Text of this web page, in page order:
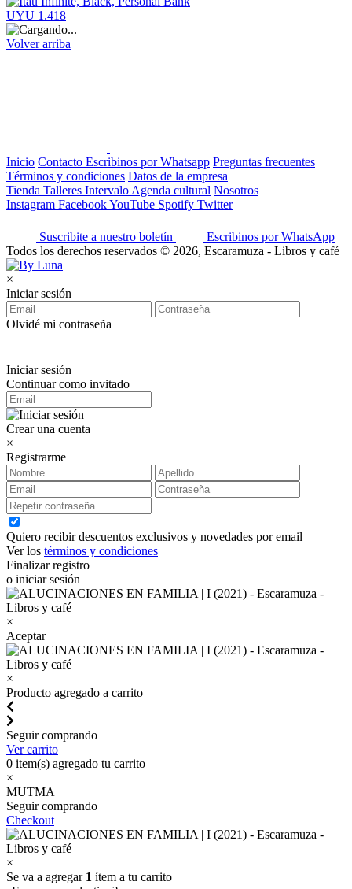
UYU 1.418
Volver arriba
Inicio Contacto Escribinos por Whatsapp Preguntas frecuentes
Términos y condiciones Datos de la empresa
Tienda Talleres Intervalo Agenda cultural Nosotros
Instagram FacebookYouTube Spotify Twitter
Suscribite a nuestro boletín
Escribinos por WhatsApp
Todos los derechos reservados © 2026, Escaramuza - Libros y café
×
Iniciar sesión
Olvidé mi contraseña
Iniciar sesión
Continuar como invitado
Crear una cuenta
×
Registrarme
Quiero recibir descuentos exclusivos y novedades por email
Ver los términos y condiciones
Finalizar registro
o iniciar sesión
×
Aceptar
×
Producto agregado a carrito
Seguir comprando
Ver carrito
0 item(s) agregado tu carrito
×
MUTMA
Seguir comprando
Checkout
×
Se va a agregar 1 ítem a tu carrito